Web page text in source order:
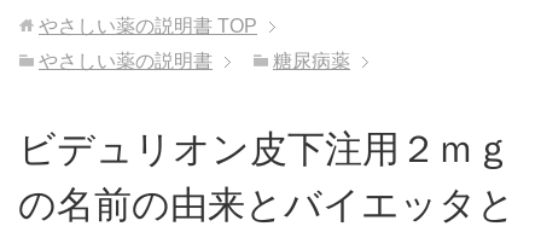
やさしい薬の説明書 TOP
やさしい薬の説明書
糖尿病薬
ビデュリオン皮下注用２ｍｇ
の名前の由来とバイエッタと